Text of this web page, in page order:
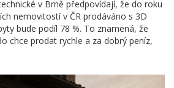
v Brně předpovídají, že do roku
nemovitostí v ČR prodáváno s 3D
bude podíl 78 %. To znamená, že
chce prodat rychle a za dobrý peníz,